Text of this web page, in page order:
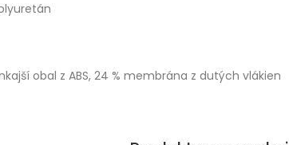
obal z ABS, 24 % membrána z dutých vlákien